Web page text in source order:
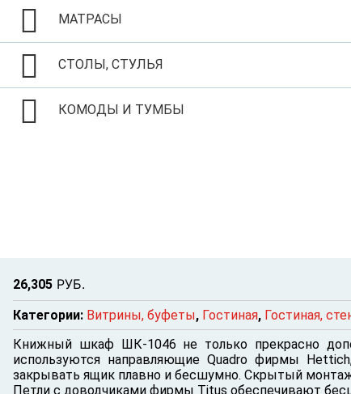
МАТРАСЫ
СТОЛЫ, СТУЛЬЯ
КОМОДЫ И ТУМБЫ
26,305 РУБ.
Категории: Витрины, буфеты, Гостиная, Гостиная,
Книжный шкаф ШК-1046 не только прекрасно
используются направляющие Quadro фирмы
закрывать ящик плавно и бесшумно. Скрытый
Петли с доводчиками фирмы Titus обеспечивают